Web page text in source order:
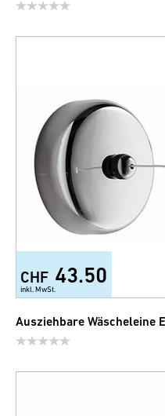
CHF 43.50
inkl. MwSt.
Ausziehbare Wäscheleine